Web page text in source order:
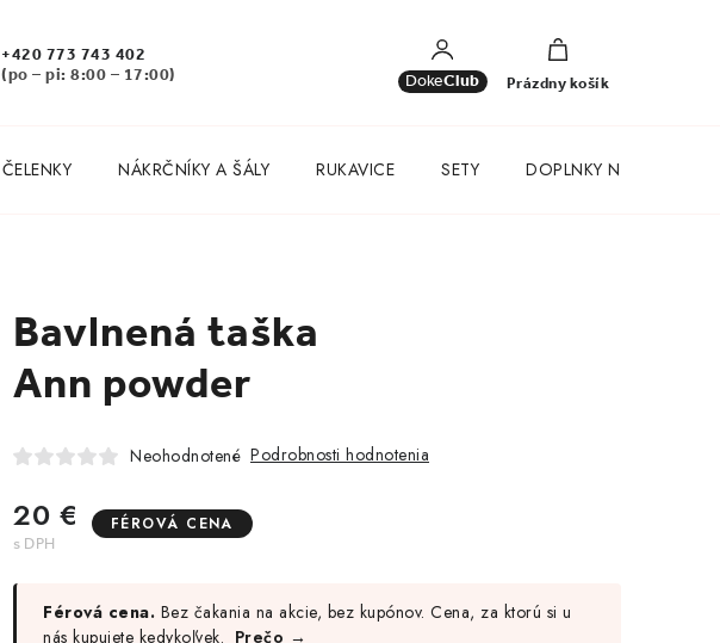
DokeClub
+420 773 743 402
(po – pi: 8:00 – 17:00)
NÁKUPNÝ
KOŠÍK
Prázdny košík
ČELENKY NÁKRČNÍKY A ŠÁLY RUKAVICE SETY DOPLNKY NA KAŽDÝ
Bavlnená taška
Ann powder
Neohodnotené Podrobnosti hodnotenia
20 € FÉROVÁ CENA
Jednotková
Férová cena. Bez čakania na akcie, bez kupónov. Cena, za ktorú si u
nás kupujete kedykoľvek. Prečo →